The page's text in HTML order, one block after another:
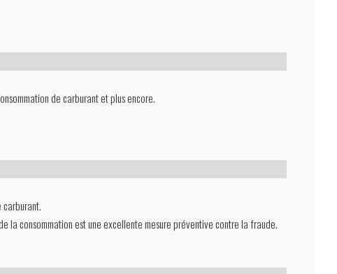
de carburant et plus encore.
la consommation est une excellente mesure préventive contre la fraude.